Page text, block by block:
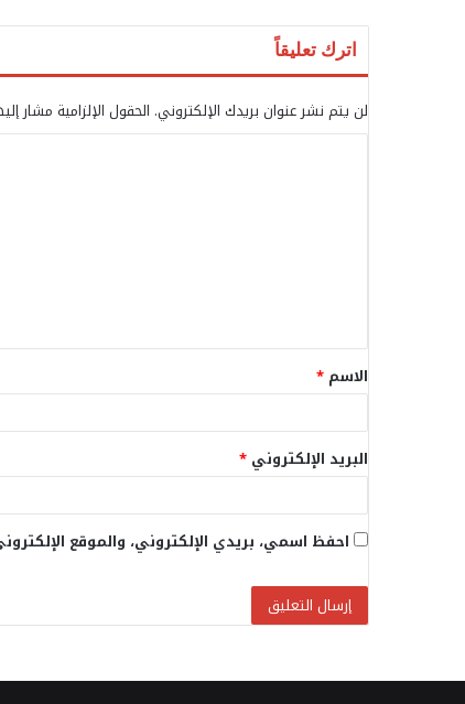
اترك تعليقاً
لن يتم نشر عنوان بريدك الإلكتروني. الحقول الإلزامية مشار
ق
*
الاسم *
البريد الإلكتروني *
احفظ اسمي، بريدي الإلكتروني، والموقع